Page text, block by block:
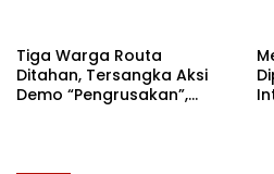
Tiga Warga Routa
Ditahan, Tersangka Aksi
Demo “Pengrusakan”,